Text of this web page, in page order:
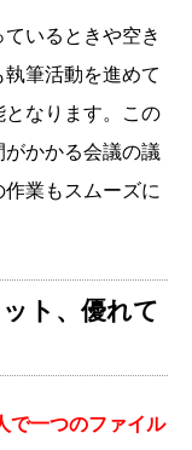
いるときや空き
筆活動を進めて
なります。この
かかる会議の議
業もスムーズに
ト、優れて
で一つのファイル